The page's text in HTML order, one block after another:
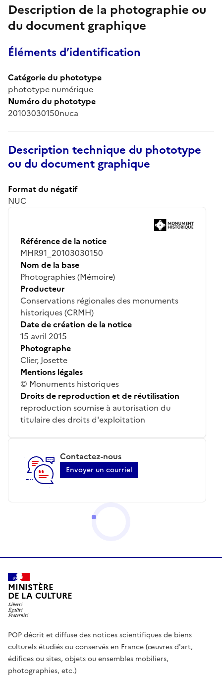
Description de la photographie ou
du document graphique
Éléments d’identification
Catégorie du phototype
phototype numérique
Numéro du phototype
20103030150nuca
Description technique du phototype
ou du document graphique
Format du négatif
NUC
Référence de la notice
MHR91_20103030150
Nom de la base
Photographies (Mémoire)
Producteur
Conservations régionales des monuments
historiques (CRMH)
Date de création de la notice
15 avril 2015
Photographe
Clier, Josette
Mentions légales
© Monuments historiques
Droits de reproduction et de réutilisation
reproduction soumise à autorisation du
titulaire des droits d'exploitation
Contactez-nous
Envoyer un courriel
MINISTÈRE
DE LA CULTURE
POP décrit et diffuse des notices scientifiques de biens
culturels étudiés ou conservés en France (œuvres d'art,
édifices ou sites, objets ou ensembles mobiliers,
photographies, etc.)